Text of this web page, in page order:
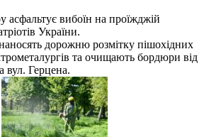
асфальтує вибоїн на проїжджій
України.
дорожню розмітку пішохідних
та очищають бордюри від
вул. Герцена.